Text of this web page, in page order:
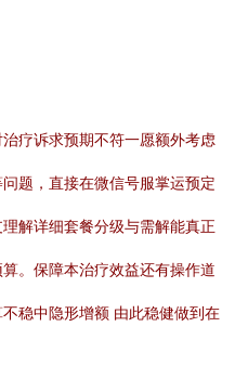
疗诉求预期不符一愿额外考虑
题，直接在微信号服掌运预定
解详细套餐分级与需解能真正
。保障本治疗效益还有操作道
稳中隐形增额 由此稳健做到在